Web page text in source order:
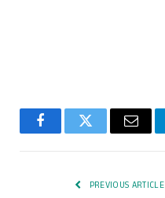
FacebookTwitter Email
PREVIOUS ARTICLE